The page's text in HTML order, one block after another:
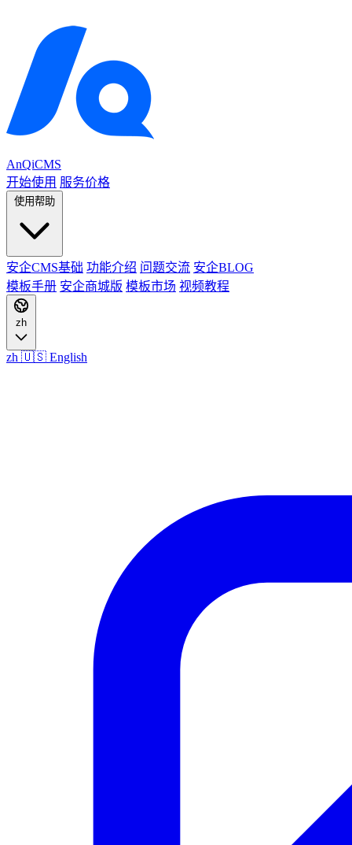
AnQiCMS
开始使用 服务价格
使用帮助
安企CMS基础 功能介绍 问题交流 安企BLOG
模板手册 安企商城版 模板市场 视频教程
zh
zh 🇺🇸 English